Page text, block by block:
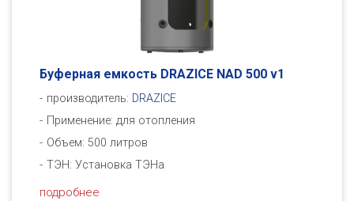
Буферная емкость DRAZICE NAD 500 v1
производитель: DRAZICE
Применение: для отопления
Объем: 500 литров
ТЭН: Установка ТЭНа
подробнее